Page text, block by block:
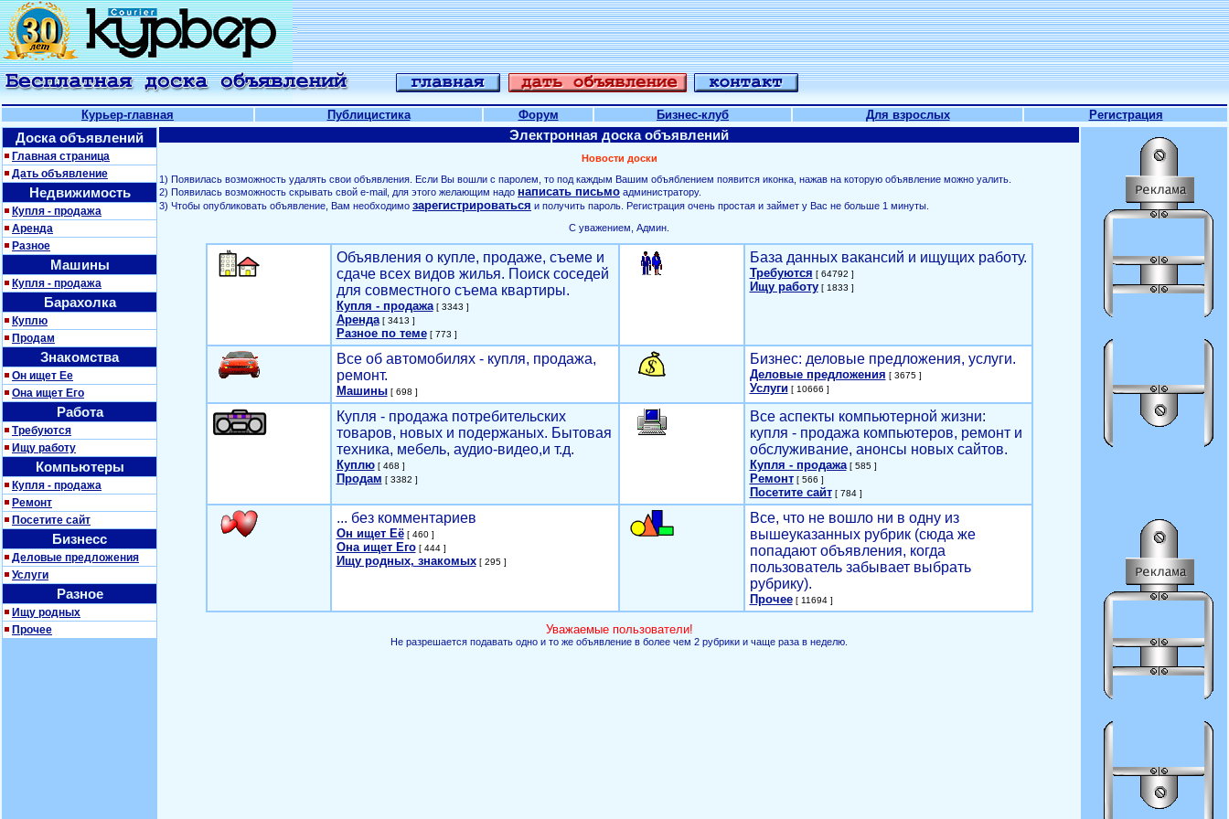
Курьер-главная Публицистика Форум Бизнес-клуб Для взрослых Регистрация
Доска объявлений
Главная страница
Дать объявление
Недвижимость
Купля - продажа
Аренда
Разное
Машины
Купля - продажа
Барахолка
Куплю
Продам
Знакомства
Он ищет Ее
Она ищет Его
Работа
Требуются
Ищу работу
Компьютеры
Купля - продажа
Ремонт
Посетите сайт
Бизнесс
Деловые предложения
Услуги
Разное
Ищу родных
Прочее
Электронная доска объявлений
Новости доски
1) Появилась возможность удалять свои объявления. Если Вы вошли с паролем, то под каждым Вашим объяблением появится иконка, нажав на которую объявление можно уалить.
2) Появилась возможность скрывать свой е-mail, для этого желающим надо написать письмо администратору.
3) Чтобы опубликовать объявление, Вам необходимо зарегистрироваться и получить пароль. Регистрация очень простая и займет у Вас не больше 1 минуты.
С уважением, Админ.
Объявления о купле, продаже, съеме и
сдаче всех видов жилья. Поиск соседей
для совместного съема квартиры.
Купля - продажа[ 3343 ]
Аренда[ 3413 ]
Разное по теме[ 773 ]
База данных вакансий и ищущих работу.
Требуются [ 64792 ]
Ищу работу[ 1833 ]
Все об автомобилях - купля, продажа,
ремонт.
Машины[ 698 ]
Бизнес: деловые предложения, услуги.
Деловые предложения [ 3675 ]
Услуги[ 10666 ]
Купля - продажа потребительских
товаров, новых и подержаных. Бытовая
техника, мебель, аудио-видео,и т.д.
Куплю[ 468 ]
Продам [ 3382 ]
Все аспекты компьютерной жизни:
купля - продажа компьютеров, ремонт и
обслуживание, анонсы новых сайтов.
Купля - продажа[ 585 ]
Ремонт[ 566 ]
Посетите сайт[ 784 ]
... без комментариев
Он ищет Её[ 460 ]
Она ищет Его[ 444 ]
Ищу родных, знакомых[ 295 ]
Все, что не вошло ни в одну из
вышеуказанных рубрик (сюда же
попадают объявления, когда
пользователь забывает выбрать
рубрику).
Прочее[ 11694 ]
Уважаемые пользователи!
Не разрешается подавать одно и то же объявление в более чем 2 рубрики и чаще раза в неделю.